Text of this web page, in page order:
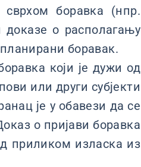
боравка (нпр.
доказе о располагању
боравак.
који је дужи од
или други субјекти
је у обавези да се
о пријави боравка
приликом изласка из